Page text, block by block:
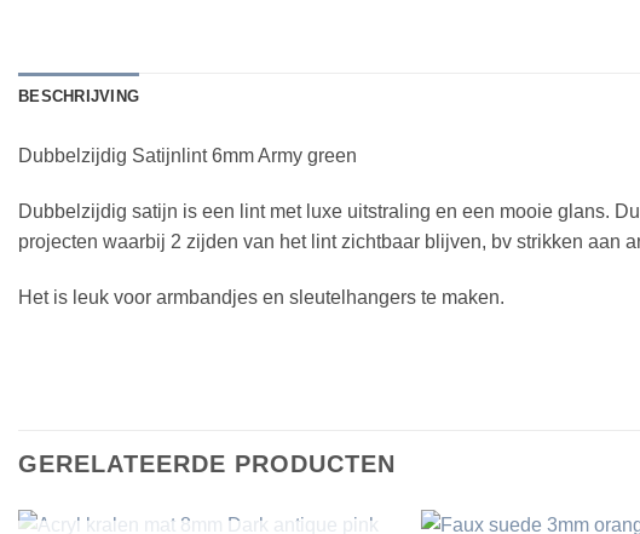
BESCHRIJVING
Dubbelzijdig Satijnlint 6mm Army green
Dubbelzijdig satijn is een lint met luxe uitstraling en een mooie glans.
projecten waarbij 2 zijden van het lint zichtbaar blijven, bv strikken aan
Het is leuk voor armbandjes en sleutelhangers te maken.
GERELATEERDE PRODUCTEN